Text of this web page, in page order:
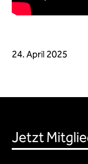
24. April 2025
Jetzt